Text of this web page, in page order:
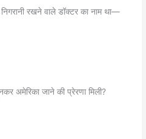
रखने वाले डॉक्टर का नाम था—
अमेरिका जाने की प्रेरणा मिली?